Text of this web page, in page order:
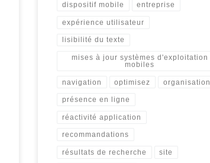
dispositif mobile entreprise
expérience utilisateur
lisibilité du texte
mises à jour systèmes d'exploitation
mobiles
navigation optimisez organisation
présence en ligne
réactivité application
recommandations
résultats de recherche site